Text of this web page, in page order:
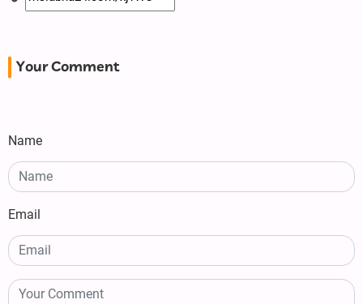
Your Comment
Name
Email